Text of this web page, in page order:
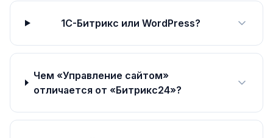
1С-Битрикс или WordPress?
Чем «Управление сайтом»
отличается от «Битрикс24»?